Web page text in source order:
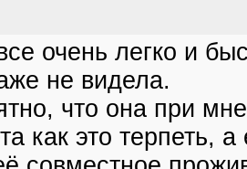
очень легко и
не видела.
что она при
как это терпеть,